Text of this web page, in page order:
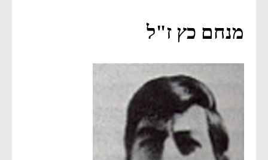
מנחם כץ ז"ל